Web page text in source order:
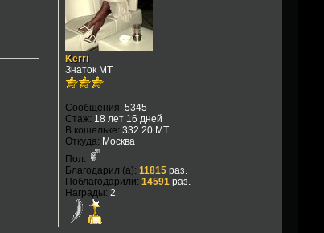
Kerri
Знаток МТ
Сообщения: 5345
Стаж: 18 лет 16 дней
В кошельке: 332.20 MT
Откуда: Москва
Пол:
Благодарил (а): 11815раз.
Поблагодарили: 14591раз.
Награды: 2